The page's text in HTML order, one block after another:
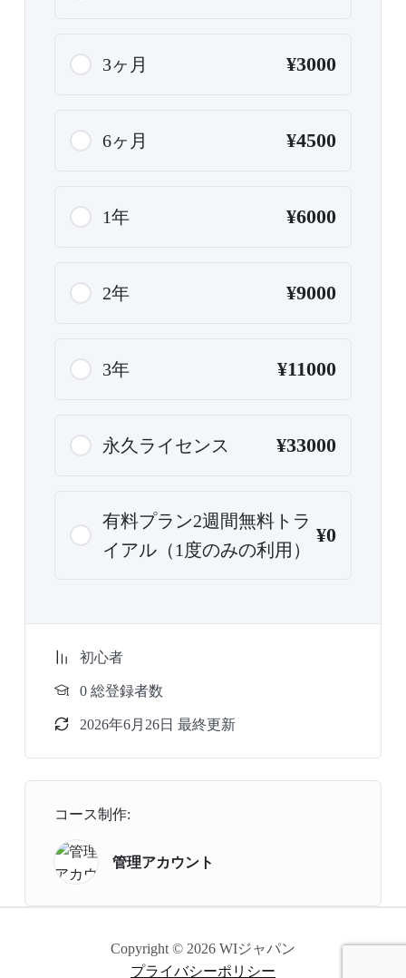
3ヶ月 ¥3000
6ヶ月 ¥4500
1年 ¥6000
2年 ¥9000
3年 ¥11000
永久ライセンス ¥33000
有料プラン2週間無料トラ
イアル（1度のみの利用）
¥0
初心者
0 総登録者数
2026年6月26日 最終更新
コース制作:
管理アカウント
Copyright © 2026 WIジャパン
プライバシーポリシー